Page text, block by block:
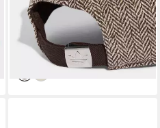
Erwachsene
28,99 €
UVP35,00 €
-17%
lieferbar - in 1-2 Werktagen bei dir